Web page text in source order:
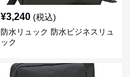
¥3,240 (税込)
防水リュック 防水ビジネスリュ
ック